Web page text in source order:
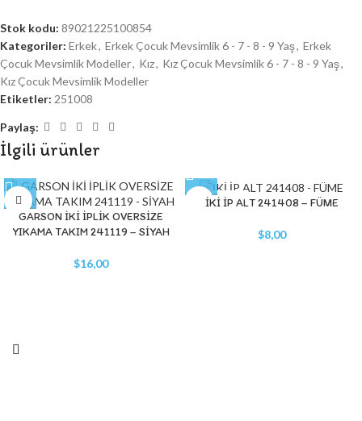
Stok kodu: 89021225100854
Kategoriler: Erkek, Erkek Çocuk Mevsimlik 6 - 7 - 8 - 9 Yaş, Erkek
Çocuk Mevsimlik Modeller, Kız, Kız Çocuk Mevsimlik 6 - 7 - 8 - 9 Yaş,
Kız Çocuk Mevsimlik Modeller
Etiketler: 251008
Paylaş:
İlgili ürünler
GARSON İKİ İPLİK OVERSİZE
YIKAMA TAKIM 241119 – SİYAH
$16,00
STOK YOK
İKİ İP ALT 241408 – FÜME
$8,00